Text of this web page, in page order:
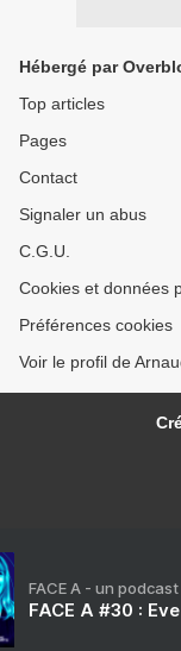
Hébergé par
Top articles
Pages
Contact
Signaler un abus
C.G.U.
Cookies et données
Préférences cookies
Voir le profil de
FACE A - un
FACE A #30 :